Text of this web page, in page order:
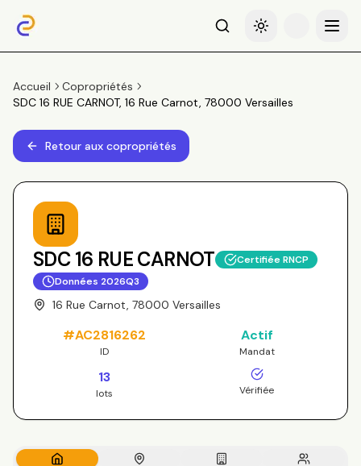
RechercheBasculer le thème
Menu
Accueil
Copropriétés
SDC 16 RUE CARNOT, 16 Rue Carnot, 78000 Versailles
Retour aux copropriétés
SDC 16 RUE CARNOT
Certifiée RNCP
Données 2026Q3
16 Rue Carnot, 78000 Versailles
#AC2816262
ID
Actif
Mandat
13
lots Vérifiée